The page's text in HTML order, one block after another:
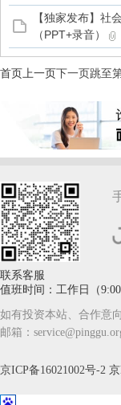
【独家发布】社
（PPT+录音）
首页上一页下一页跳至
联系客服
值班时间：工作日（
如有投资本站、合作意
邮箱：
京ICP备16021002号-2